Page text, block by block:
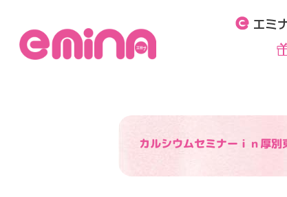
エミ
カルシウムセミナーｉｎ厚別